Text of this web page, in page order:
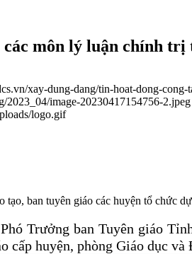
các môn lý luận chính
xay-dung-dang/tin-hoat-dong-
2023_04/image-20230417154756-2.jpeg
logo.gif
ban tuyên giáo các huyện tổ chức
Trưởng ban Tuyên giáo
huyện, phòng Giáo dục